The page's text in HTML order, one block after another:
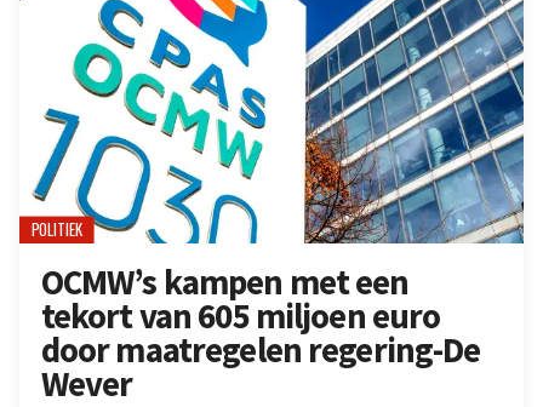
POLITIEK
OCMW’s kampen met een
tekort van 605 miljoen euro
door maatregelen regering-De
Wever